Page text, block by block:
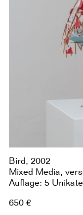
Bird, 2002
Mixed Media,
Auflage: 5 Unikate
650 €